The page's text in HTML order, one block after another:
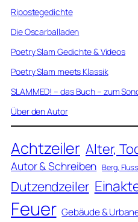
Ripostegedichte
Die Oscarballaden
Poetry Slam Gedichte & Videos
Poetry Slam meets Klassik
SLAMMED! – das Buch – zum
Über den Autor
Achtzeiler Alter,
Autor & Schreiben Berg,
Dutzendzeiler
Feuer Gebäude &